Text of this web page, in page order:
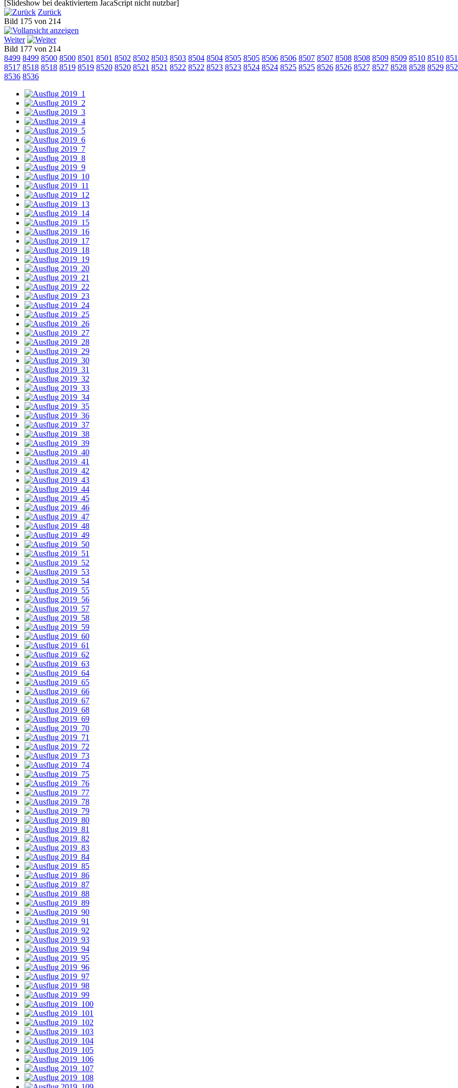
[Slideshow bei deaktiviertem JacaScript nicht nutzbar]
Zurück
Bild 175 von 214
Weiter
Bild 177 von 214
8499 8499 8500 8500 8501 8501 8502 8502 8503 8503 8504 8504 8505 8505 8506 8506 8507 8507 8508 8508 8509 8509 8510 8510
8517 8518 8518 8519 8519 8520 8520 8521 8521 8522 8522 8523 8523 8524 8524 8525 8525 8526 8526 8527 8527 8528 8528 8529
8536 8536